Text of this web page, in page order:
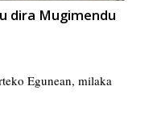
dira Mugimendu
Egunean, milaka